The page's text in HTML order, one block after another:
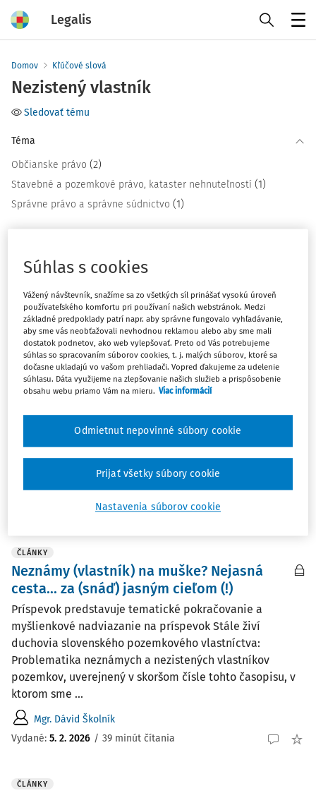
Legalis
Domov Kľúčové slová
Nezistený vlastník
Sledovať tému
Téma
Občianske právo (2)
Stavebné a pozemkové právo, kataster nehnuteľností (1)
Správne právo a správne súdnictvo (1)
Počet vyhľadaných dokumentov:3
Zoradiť podľa:
Najnovšie
Najstaršie
ČLÁNKY
Zástupca nezisteného vlastníka pozemku
Skutkový stav Žalobca sa podaním doručeným 19. júla
2021 Obci Svrčinovec (ďalej aj "prvostupňový orgán"
alebo "stavebný úrad") ako príslušnému stavebnému
úradu podľa § 117 zákona č. 50/1976 Zb....
/ 23 minút čítania
ČLÁNKY
Neznámy (vlastník) na muške? Nejasná
cesta... za (snáď) jasným cieľom (!)
Príspevok predstavuje tematické pokračovanie a
myšlienkové nadviazanie na príspevok Stále živí
duchovia slovenského pozemkového vlastníctva:
Problematika neznámych a nezistených vlastníkov
pozemkov, uverejnený v skoršom čísle tohto časopisu, v
ktorom sme ...
Mgr. Dávid Školník
Vydané: 5. 2. 2026 / 39 minút čítania
ČLÁNKY
Súhlas s cookies
Vážený návštevník, snažíme sa zo všetkých síl prinášať vysokú úroveň
používateľského komfortu pri používaní našich webstránok. Medzi
základné predpoklady patrí napr. aby správne fungovalo vyhľadávanie,
aby sme vás neobťažovali nevhodnou reklamou alebo aby sme mali
dostatok podnetov, ako web vylepšovať. Preto od Vás potrebujeme
súhlas so spracovaním súborov cookies, t. j. malých súborov, ktoré sa
dočasne ukladajú vo vašom prehliadači. Vopred ďakujeme za udelenie
súhlasu. Dáta využijeme na zlepšovanie našich služieb a prispôsobenie
obsahu webu priamo Vám na mieru. Viac informácií
Nastavenia súborov cookie
Odmietnut nepovinné súbory cookie
Prijať všetky súbory cookie